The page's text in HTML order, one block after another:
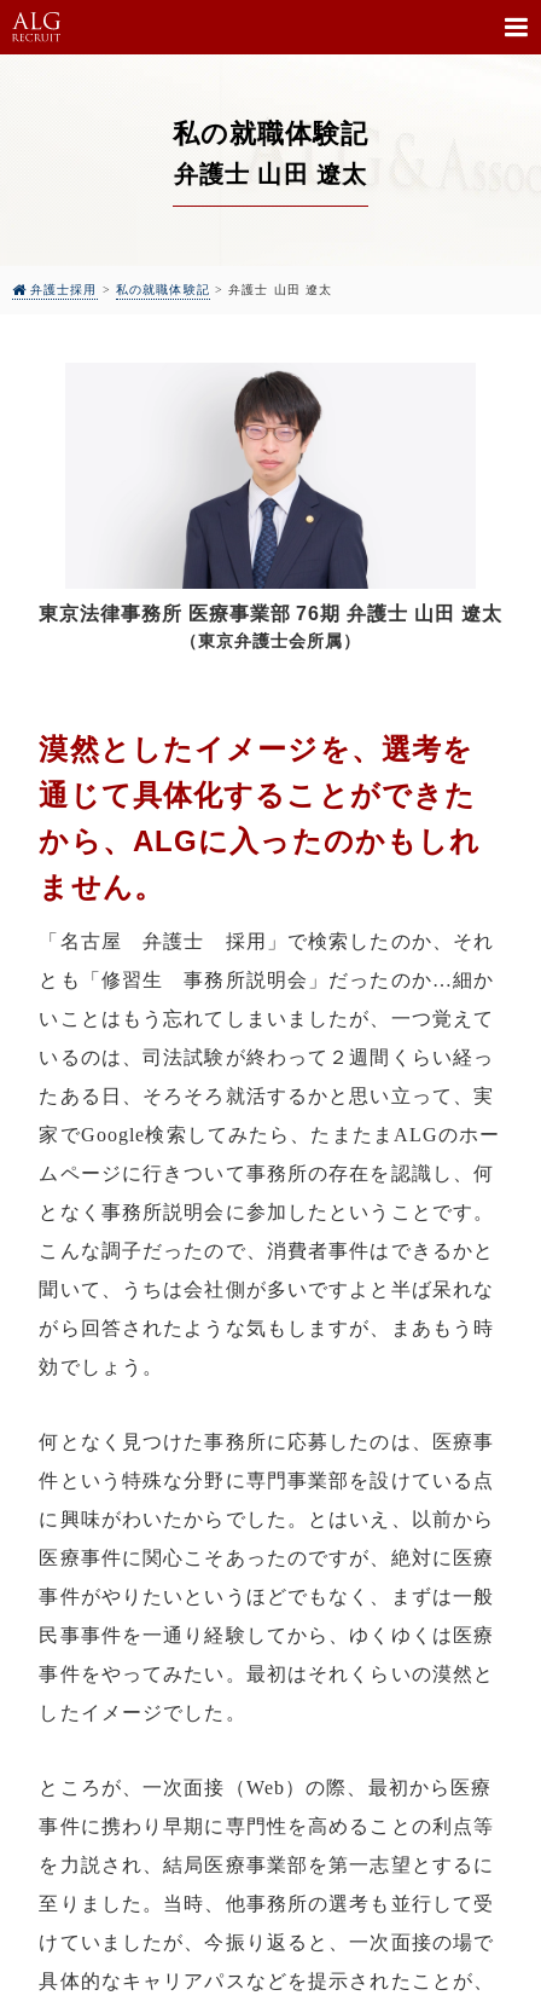
私の就職体験記
弁護士 山田 遼太
弁護士採用 > 私の就職体験記 >弁護士 山田 遼太
東京法律事務所 医療事業部 76期 弁護士 山田 遼太
（東京弁護士会所属）
漠然としたイメージを、選考を
通じて具体化することができた
から、ALGに入ったのかもしれ
ません。
「名古屋 弁護士 採用」で検索したのか、それ
とも「修習生 事務所説明会」だったのか…細か
いことはもう忘れてしまいましたが、一つ覚えて
いるのは、司法試験が終わって２週間くらい経っ
たある日、そろそろ就活するかと思い立って、実
家でGoogle検索してみたら、たまたまALGのホー
ムページに行きついて事務所の存在を認識し、何
となく事務所説明会に参加したということです。
こんな調子だったので、消費者事件はできるかと
聞いて、うちは会社側が多いですよと半ば呆れな
がら回答されたような気もしますが、まあもう時
効でしょう。
何となく見つけた事務所に応募したのは、医療事
件という特殊な分野に専門事業部を設けている点
に興味がわいたからでした。とはいえ、以前から
医療事件に関心こそあったのですが、絶対に医療
事件がやりたいというほどでもなく、まずは一般
民事事件を一通り経験してから、ゆくゆくは医療
事件をやってみたい。最初はそれくらいの漠然と
したイメージでした。
ところが、一次面接（Web）の際、最初から医療
事件に携わり早期に専門性を高めることの利点等
を力説され、結局医療事業部を第一志望とするに
至りました。当時、他事務所の選考も並行して受
けていましたが、今振り返ると、一次面接の場で
具体的なキャリアパスなどを提示されたことが、